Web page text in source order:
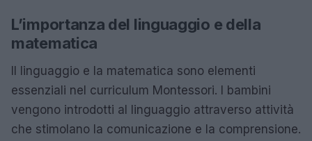
L’importanza del linguaggio e della
matematica
Il linguaggio e la matematica sono elementi
essenziali nel curriculum Montessori. I bambini
vengono introdotti al linguaggio attraverso attività
che stimolano la comunicazione e la comprensione.